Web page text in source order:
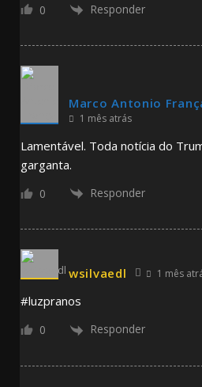
0 Responder
Marco Antonio
1 mês atrás
Lamentável. Toda notícia do
garganta.
0 Responder
wsilvaedl 1 mês
#luzpranos
0 Responder